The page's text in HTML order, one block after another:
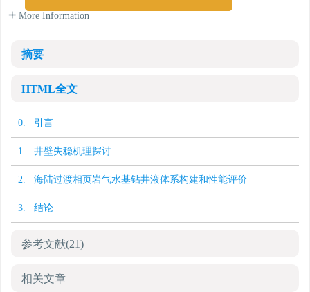
More Information
摘要
HTML全文
0. 引言
1. 井壁失稳机理探讨
2. 海陆过渡相页岩气水基钻井液体系构建和性能评价
3. 结论
参考文献(21)
相关文章